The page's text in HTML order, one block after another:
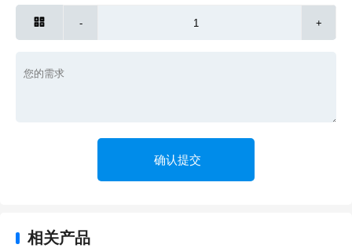
 - +
相关产品